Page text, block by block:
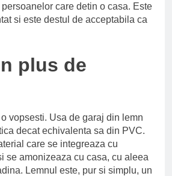
care detin o casa. Este
si este destul de acceptabila ca
plus de
vopsesti. Usa de garaj din lemn
decat echivalenta sa din PVC.
care se integreaza cu
se amonizeaza cu casa, cu aleea
Lemnul este, pur si simplu, un